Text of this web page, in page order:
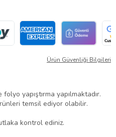
Ürün Güvenliği Bilgileri
yapıştırma yapılmaktadır.
temsil ediyor olabilir.
kontrol ediniz.